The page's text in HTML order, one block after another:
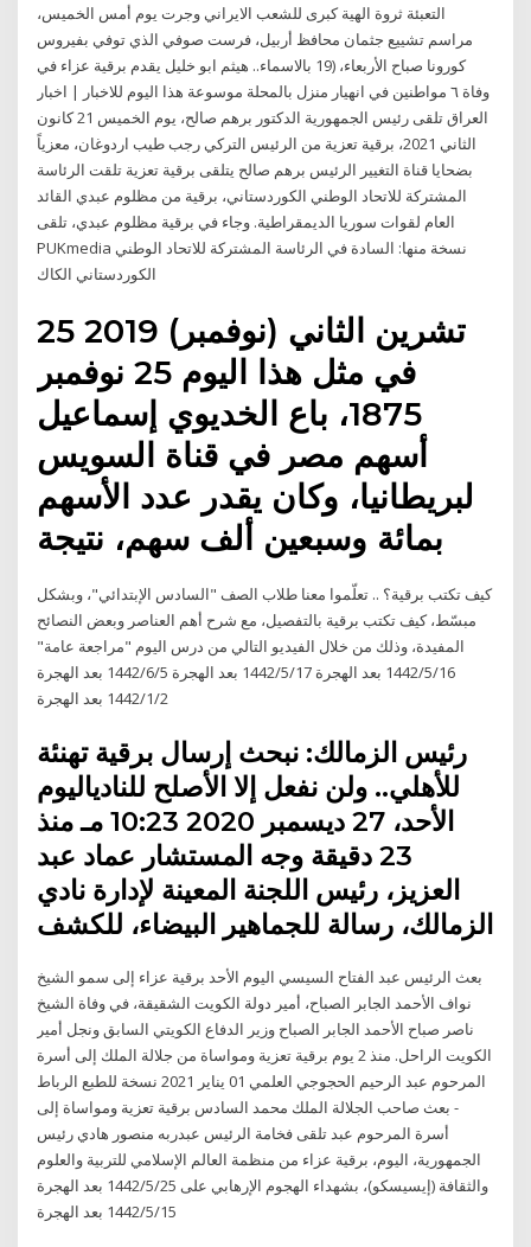
التعبئة ثروة الهية كبرى للشعب الايراني وجرت يوم أمس الخميس،
مراسم تشييع جثمان محافظ أربيل، فرست صوفي الذي توفي بفيروس
كورونا صباح الأربعاء، (19 بالاسماء.. هيثم ابو خليل يقدم برقية عزاء في
وفاة ٦ مواطنين في انهيار منزل بالمحلة موسوعة هذا اليوم للاخبار | اخبار
العراق تلقى رئيس الجمهورية الدكتور برهم صالح، يوم الخميس 21 كانون
الثاني 2021، برقية تعزية من الرئيس التركي رجب طيب اردوغان، معزياً
بضحايا قناة التغيير الرئيس برهم صالح يتلقى برقية تعزية تلقت الرئاسة
المشتركة للاتحاد الوطني الكوردستاني، برقية من مظلوم عبدي القائد
العام لقوات سوريا الديمقراطية. وجاء في برقية مظلوم عبدي، تلقى
PUKmedia نسخة منها: السادة في الرئاسة المشتركة للاتحاد الوطني
الكوردستاني الكاك
25 تشرين الثاني (نوفمبر) 2019
في مثل هذا اليوم 25 نوفمبر
1875، باع الخديوي إسماعيل
أسهم مصر في قناة السويس
لبريطانيا، وكان يقدر عدد الأسهم
كيف تكتب برقية؟ .. تعلّموا معنا طلاب الصف "السادس الإبتدائي"، وبشكل
مبسّط، كيف تكتب برقية بالتفصيل، مع شرح أهم العناصر وبعض النصائح
المفيدة، وذلك من خلال الفيديو التالي من درس اليوم "مراجعة عامة"
16‏‏/5‏‏/1442 بعد الهجرة 17‏‏/5‏‏/1442 بعد الهجرة 5‏‏/6‏‏/1442 بعد الهجرة
2‏‏/1‏‏/1442 بعد الهجرة
رئيس الزمالك: نبحث إرسال برقية تهنئة
للأهلي.. ولن نفعل إلا الأصلح للنادياليوم
الأحد، 27 ديسمبر 2020 10:23 مـ منذ
23 دقيقة وجه المستشار عماد عبد
العزيز، رئيس اللجنة المعينة لإدارة نادي
الزمالك، رسالة للجماهير البيضاء، للكشف
بعث الرئيس عبد الفتاح السيسي اليوم الأحد برقية عزاء إلى سمو الشيخ
نواف الأحمد الجابر الصباح، أمير دولة الكويت الشقيقة، في وفاة الشيخ
ناصر صباح الأحمد الجابر الصباح وزير الدفاع الكويتي السابق ونجل أمير
الكويت الراحل. منذ 2 يوم برقية تعزية ومواساة من جلالة الملك إلى أسرة
المرحوم عبد الرحيم الحجوجي العلمي 01 يناير 2021 نسخة للطبع الرباط
- بعث صاحب الجلالة الملك محمد السادس برقية تعزية ومواساة إلى
أسرة المرحوم عبد تلقى فخامة الرئيس عبدربه منصور هادي رئيس
الجمهورية، اليوم، برقية عزاء من منظمة العالم الإسلامي للتربية والعلوم
والثقافة (إيسيسكو)، بشهداء الهجوم الإرهابي على 25‏‏/5‏‏/1442 بعد الهجرة
15‏‏/5‏‏/1442 بعد الهجرة